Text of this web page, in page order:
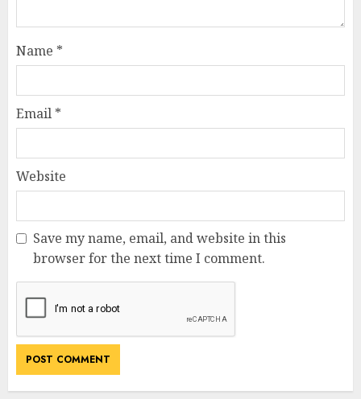
Name *
Email *
Website
Save my name, email, and website in this
browser for the next time I comment.